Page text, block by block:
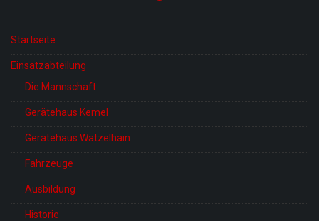
Startseite
Einsatzabteilung
Die Mannschaft
Gerätehaus Kemel
Gerätehaus Watzelhain
Fahrzeuge
Ausbildung
Historie